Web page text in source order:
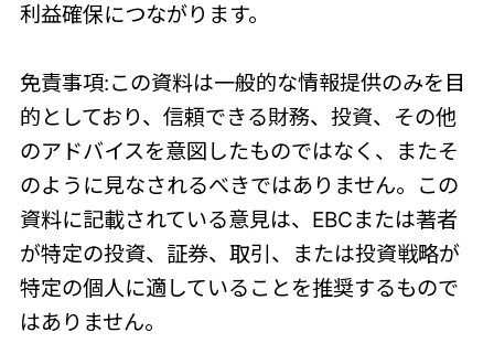
利益確保につながります。
免責事項:この資料は一般的な情報提供のみを目
的としており、信頼できる財務、投資、その他
のアドバイスを意図したものではなく、またそ
のように見なされるべきではありません。この
資料に記載されている意見は、EBCまたは著者
が特定の投資、証券、取引、または投資戦略が
特定の個人に適していることを推奨するもので
はありません。